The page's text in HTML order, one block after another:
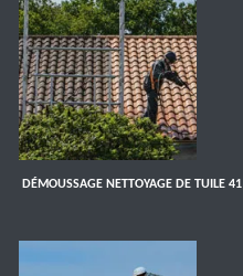
DÉMOUSSAGE NETTOYAGE DE TUILE 41